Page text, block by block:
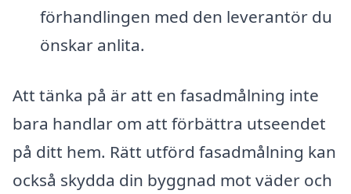
förhandlingen med den leverantör du
önskar anlita.
Att tänka på är att en fasadmålning inte
bara handlar om att förbättra utseendet
på ditt hem. Rätt utförd fasadmålning kan
också skydda din byggnad mot väder och